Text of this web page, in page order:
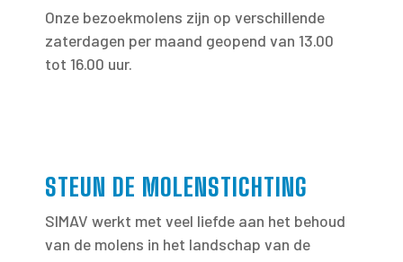
Onze bezoekmolens zijn op verschillende
zaterdagen per maand geopend van 13.00
tot 16.00 uur.
STEUN DE MOLENSTICHTING
SIMAV werkt met veel liefde aan het behoud
van de molens in het landschap van de